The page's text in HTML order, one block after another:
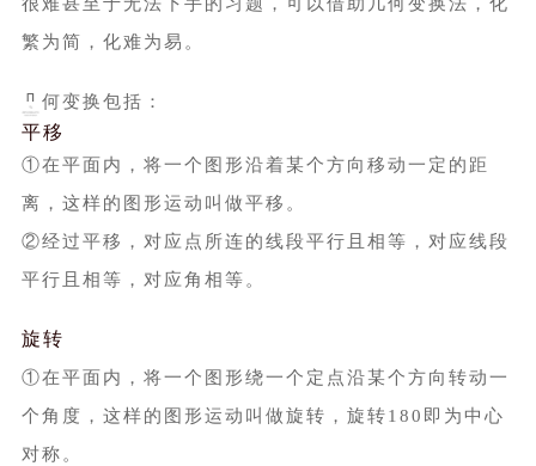
繁为简，化难为易。
几何变换包括：
平移
①在平面内，将一个图形沿着某个方向移动一定的距
离，这样的图形运动叫做平移。
②经过平移，对应点所连的线段平行且相等，对应线段
平行且相等，对应角相等。
旋转
①在平面内，将一个图形绕一个定点沿某个方向转动一
个角度，这样的图形运动叫做旋转，旋转180即为中心
对称。